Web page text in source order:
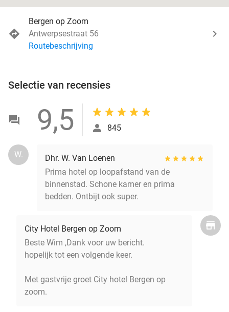
Bergen op Zoom
Antwerpsestraat 56
Routebeschrijving
Selectie van recensies
9,5 845
W.
Dhr. W. Van Loenen
Prima hotel op loopafstand van de
binnenstad. Schone kamer en prima
bedden. Ontbijt ook super.
City Hotel Bergen op Zoom
Beste Wim ,Dank voor uw bericht.
hopelijk tot een volgende keer.
Met gastvrije groet City hotel Bergen op
zoom.